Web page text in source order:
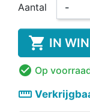
Aantal -
 IN
 Op
straighten